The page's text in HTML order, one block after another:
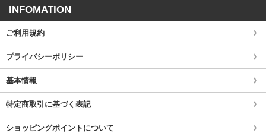
INFOMATION
ご利用規約
プライバシーポリシー
基本情報
特定商取引に基づく表記
ショッピングポイントについて